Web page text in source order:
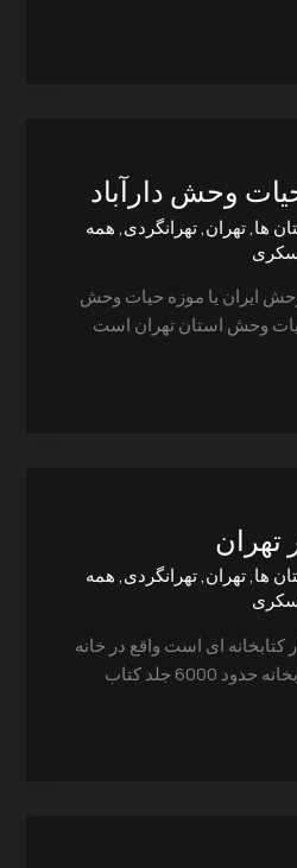
وحش دارآباد
ها ,تهران ,تهرانگردی همه
ایران یا موزه حیات وحش
وحش استان تهران است
تهران
ها,تهران,تهرانگردی, همه
کتابخانه ای است واقع در خانه
6000 جلد کتاب